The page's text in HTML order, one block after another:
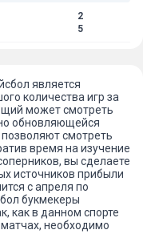
2
5
является
количества игр за
может смотреть
обновляющейся
смотреть
время на изучение
вы сделаете
источников прибыли
с апреля по
букмекеры
как в данном спорте
необходимо